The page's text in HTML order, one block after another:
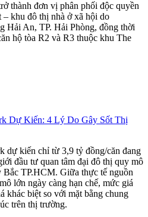
thành đơn vị phân phối độc quyền
khu đô thị nhà ở xã hội do
Hải An, TP. Hải Phòng, đồng thời
hộ tòa R2 và R3 thuộc khu The
Dự Kiến: 4 Lý Do Gây Sốt Thị
dự kiến chỉ từ 3,9 tỷ đồng/căn đang
đầu tư quan tâm đại đô thị quy mô
Bắc TP.HCM. Giữa thực tế nguồn
lớn ngày càng hạn chế, mức giá
khác biệt so với mặt bằng chung
trên thị trường.